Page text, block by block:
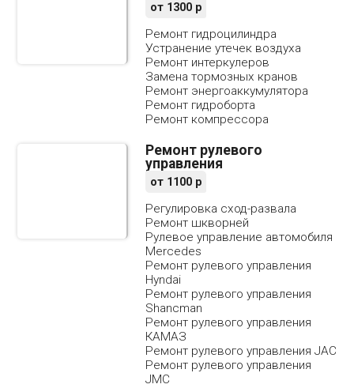
от 1300р
Ремонт гидроцилиндра
Устранение утечек воздуха
Ремонт интеркулеров
Замена тормозных кранов
Ремонт энергоаккумулятора
Ремонт гидроборта
Ремонт компрессора
Ремонт рулевого
управления
от 1100р
Регулировка сход-развала
Ремонт шкворней
Рулевое управление автомобиля
Mercedes
Ремонт рулевого управления
Hyndai
Ремонт рулевого управления
Shancman
Ремонт рулевого управления
КАМАЗ
Ремонт рулевого управления JAC
Ремонт рулевого управления
JMC